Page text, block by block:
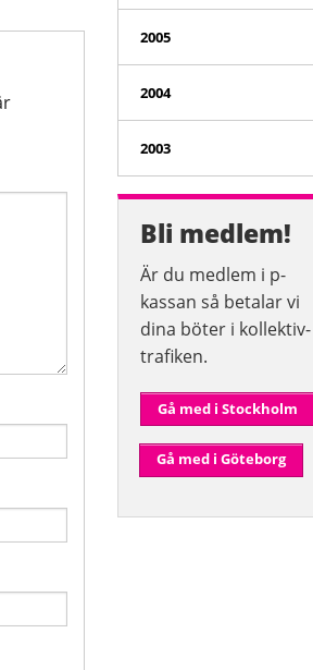
2005
2004
2003
Bli medlem!
Är du medlem i p-
kassan så betalar vi
dina böter i kollektiv­
trafiken.
Gå med i Stockholm
Gå med i Göteborg